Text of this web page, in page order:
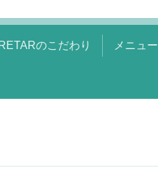
のこだわり メニュー